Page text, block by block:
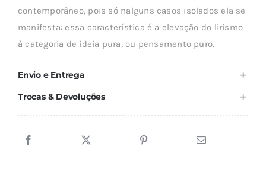
contemporâneo, pois só nalguns casos isolados ela se
manifesta: essa característica é a elevação do lirismo
à categoria de ideia pura, ou pensamento puro.
Envio e Entrega
Trocas & Devoluções